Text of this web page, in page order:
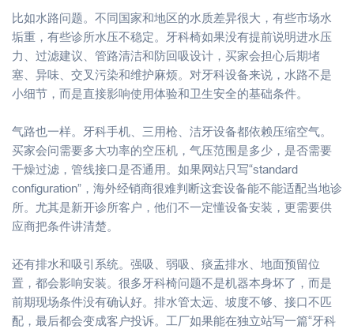
比如水路问题。不同国家和地区的水质差异很大，有些市场水
垢重，有些诊所水压不稳定。牙科椅如果没有提前说明进水压
力、过滤建议、管路清洁和防回吸设计，买家会担心后期堵
塞、异味、交叉污染和维护麻烦。对牙科设备来说，水路不是
小细节，而是直接影响使用体验和卫生安全的基础条件。
气路也一样。牙科手机、三用枪、洁牙设备都依赖压缩空气。
买家会问需要多大功率的空压机，气压范围是多少，是否需要
干燥过滤，管线接口是否通用。如果网站只写“standard
configuration”，海外经销商很难判断这套设备能不能适配当地诊
所。尤其是新开诊所客户，他们不一定懂设备安装，更需要供
应商把条件讲清楚。
还有排水和吸引系统。强吸、弱吸、痰盂排水、地面预留位
置，都会影响安装。很多牙科椅问题不是机器本身坏了，而是
前期现场条件没有确认好。排水管太远、坡度不够、接口不匹
配，最后都会变成客户投诉。工厂如果能在独立站写一篇“牙科